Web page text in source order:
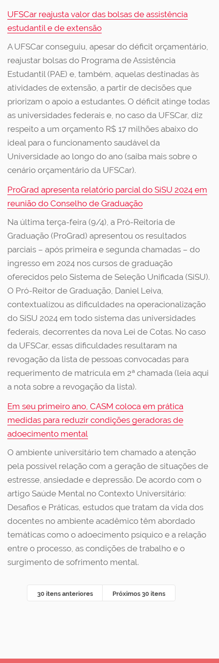
UFSCar reajusta valor das bolsas de assistência
estudantil e de extensão
A UFSCar conseguiu, apesar do déficit orçamentário,
reajustar bolsas do Programa de Assistência
Estudantil (PAE) e, também, aquelas destinadas às
atividades de extensão, a partir de decisões que
priorizam o apoio a estudantes. O déficit atinge todas
as universidades federais e, no caso da UFSCar, diz
respeito a um orçamento R$ 17 milhões abaixo do
ideal para o funcionamento saudável da
Universidade ao longo do ano (saiba mais sobre o
cenário orçamentário da UFSCar).
ProGrad apresenta relatório parcial do SiSU 2024 em
reunião do Conselho de Graduação
Na última terça-feira (9/4), a Pró-Reitoria de
Graduação (ProGrad) apresentou os resultados
parciais – após primeira e segunda chamadas – do
ingresso em 2024 nos cursos de graduação
oferecidos pelo Sistema de Seleção Unificada (SiSU).
O Pró-Reitor de Graduação, Daniel Leiva,
contextualizou as dificuldades na operacionalização
do SiSU 2024 em todo sistema das universidades
federais, decorrentes da nova Lei de Cotas. No caso
da UFSCar, essas dificuldades resultaram na
revogação da lista de pessoas convocadas para
requerimento de matrícula em 2ª chamada (leia aqui
a nota sobre a revogação da lista).
Em seu primeiro ano, CASM coloca em prática
medidas para reduzir condições geradoras de
adoecimento mental
O ambiente universitário tem chamado a atenção
pela possível relação com a geração de situações de
estresse, ansiedade e depressão. De acordo com o
artigo Saúde Mental no Contexto Universitário:
Desafios e Práticas, estudos que tratam da vida dos
docentes no ambiente acadêmico têm abordado
temáticas como o adoecimento psíquico e a relação
entre o processo, as condições de trabalho e o
surgimento de sofrimento mental.
30 itens anteriores Próximos 30 itens